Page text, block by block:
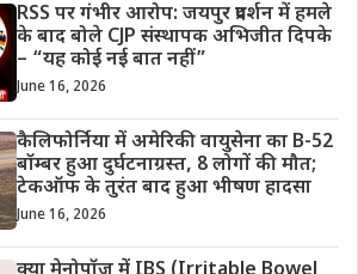
RSS पर गंभीर आरोप: जयपुर प्रदर्शन में हमले
के बाद बोले CJP संस्थापक अभिजीत दिपके
– “यह कोई नई बात नहीं”
June 16, 2026
कैलिफोर्निया में अमेरिकी वायुसेना का B-52
बॉम्बर हुआ दुर्घटनाग्रस्त, 8 लोगों की मौत;
टेकऑफ के तुरंत बाद हुआ भीषण हादसा
June 16, 2026